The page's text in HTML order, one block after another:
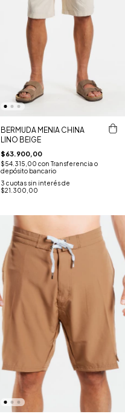
BERMUDA MENIA CHINA
LINO BEIGE
$63.900,00
$54.315,00 con Transferencia o
depósito bancario
3 cuotas sin interés de
$21.300,00